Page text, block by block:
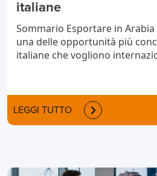
italiane
Sommario Esportare in Arabia
una delle opportunità più
italiane che vogliono
LEGGI TUTTO